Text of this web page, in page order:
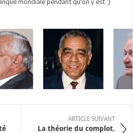
ARTICLE SUIVANT
La théorie du complot,